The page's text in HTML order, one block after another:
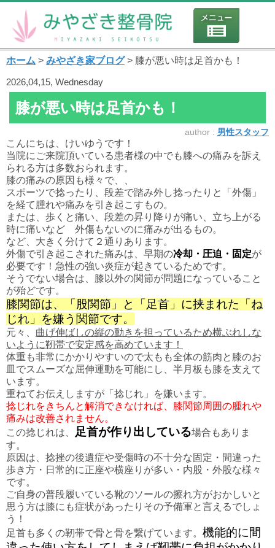
ホーム > みやざき家ブログ> 膝が悪い時は足首かも！
2026,04,15, Wednesday
膝が悪い時は足首かも！
author : 男性スタッフ
こんにちは、けいゆうです！
当院にご来院頂いている患者様の中でも膝への痛みを訴え
られる方は多数おられます。
膝の痛みの原因も様々で、、
スポーツで捻ったり、段差で踏み外し捻ったりと「外傷」
を経て腫れや痛みを引き起こすもの。
または、歩くと痛い、段差の昇り降りが痛い、立ち上がる
時に痛いなど 外傷もないのに痛みが出るもの。
など、大きく分けて２通りあります。
外傷で引き起こされた痛みは、早期の冷却・圧迫・固定が
必要です！急性の強い炎症が起きているためです。
そうでない場合は、膝以外の関節が問題になっていること
が殆どです。
膝関節は、「股関節」と「足首」に挟まれた「ね
じれ」を嫌う関節です。
元々、 曲げ伸ばしの縦の動きを担っているため横ぶれしな
いように靭帯で安定感を高めています！
体重も非常にかかりやすいので太もも全体の筋肉と膝のお
皿でスムーズな屈伸運動を可能にし、半月板も膝を支えて
います。
重ねてお伝えしますが「捻じれ」を嫌います。
捻じれをきちんと解消できなければ、膝関節周囲の腫れや
痛みは改善されません。
この捻じれは、
足首が作り出している場合もありま
す。
原因は、捻挫の後遺症や受傷時の不十分な固定・間違った
歩き方・日常的に正座や横座りが多い・内股・外股な様々
です。
ご自身の普段履いている靴のソールの擦れ方がおかしいと
思う方は膝にも症状があったりその予備軍と言えるでしょ
う！
足首も多くの靭帯で骨と骨を繋げています。 機能的に間